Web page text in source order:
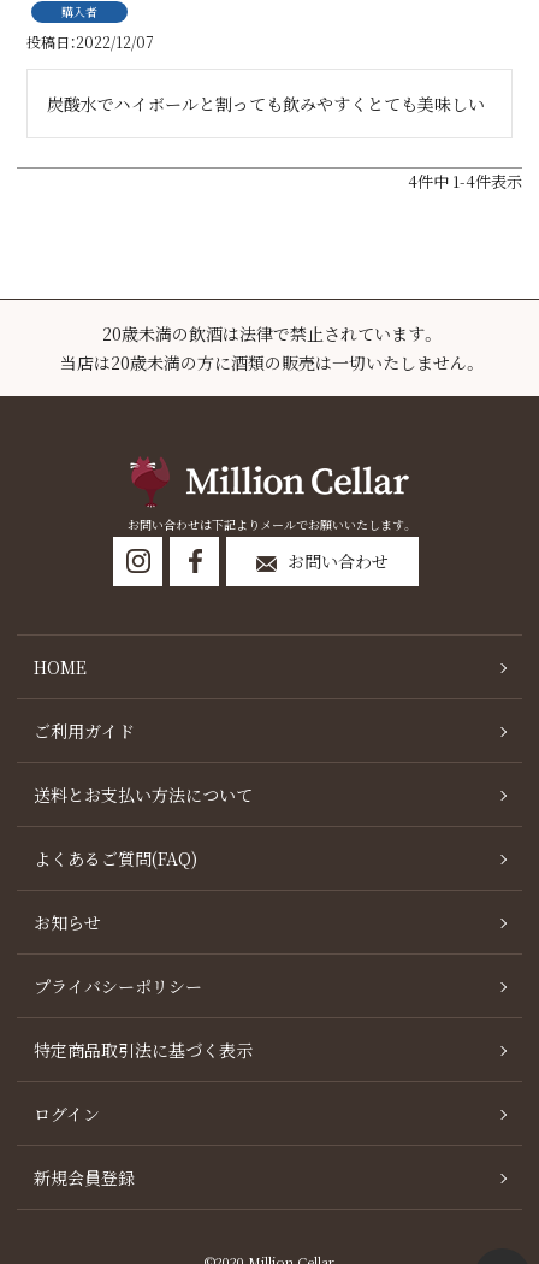
購入者
投稿日 2022/12/07
炭酸水でハイボールと割っても飲みやすくとても美味しい
4件中 1-4件表示
20歳未満の飲酒は法律で禁止されています。
当店は20歳未満の方に酒類の販売は一切いたしません。
お問い合わせは下記よりメールでお願いいたします。
お問い合わせ
HOME
ご利用ガイド
送料とお支払い方法について
よくあるご質問(FAQ)
お知らせ
プライバシーポリシー
特定商品取引法に基づく表示
ログイン
新規会員登録